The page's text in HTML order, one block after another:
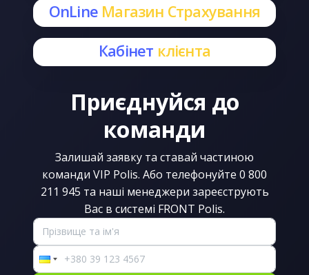
OnLine Магазин Страхування
Кабінет клієнта
Приєднуйся до
команди
Залишай заявку та ставай частиною
команди VIP Polis. Або телефонуйте 0 800
211 945 та наші менеджери зареєструють
Вас в системі FRONT Polis.